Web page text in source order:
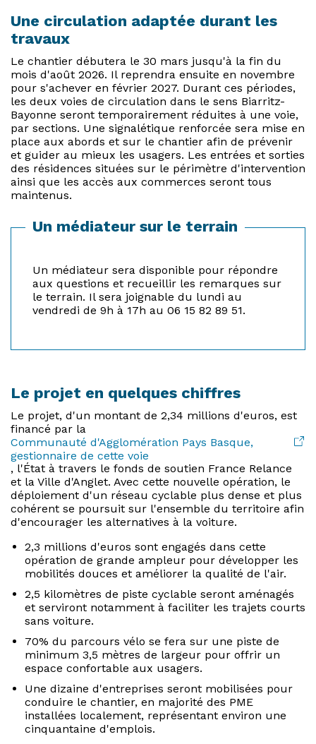
Une circulation adaptée durant les
travaux
Le chantier débutera le 30 mars jusqu'à la fin du
mois d'août 2026. Il reprendra ensuite en novembre
pour s'achever en février 2027. Durant ces périodes,
les deux voies de circulation dans le sens Biarritz-
Bayonne seront temporairement réduites à une voie,
par sections. Une signalétique renforcée sera mise en
place aux abords et sur le chantier afin de prévenir
et guider au mieux les usagers. Les entrées et sorties
des résidences situées sur le périmètre d'intervention
ainsi que les accès aux commerces seront tous
maintenus.
Un médiateur sur le terrain
Un médiateur sera disponible pour répondre
aux questions et recueillir les remarques sur
le terrain. Il sera joignable du lundi au
vendredi de 9h à 17h au 06 15 82 89 51.
Le projet en quelques chiffres
Le projet, d'un montant de 2,34 millions d'euros, est
financé par la
Communauté d'Agglomération Pays Basque,
gestionnaire de cette voie
, l'État à travers le fonds de soutien France Relance
et la Ville d'Anglet. Avec cette nouvelle opération, le
déploiement d'un réseau cyclable plus dense et plus
cohérent se poursuit sur l'ensemble du territoire afin
d'encourager les alternatives à la voiture.
2,3 millions d'euros sont engagés dans cette
opération de grande ampleur pour développer les
mobilités douces et améliorer la qualité de l'air.
2,5 kilomètres de piste cyclable seront aménagés
et serviront notamment à faciliter les trajets courts
sans voiture.
70% du parcours vélo se fera sur une piste de
minimum 3,5 mètres de largeur pour offrir un
espace confortable aux usagers.
Une dizaine d'entreprises seront mobilisées pour
conduire le chantier, en majorité des PME
installées localement, représentant environ une
cinquantaine d'emplois.